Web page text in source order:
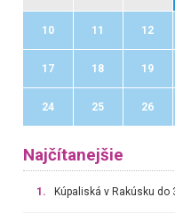
10 11 12
17 18 19
24 25 26
Najčítanejšie
1. Kúpaliská v Rakúsku